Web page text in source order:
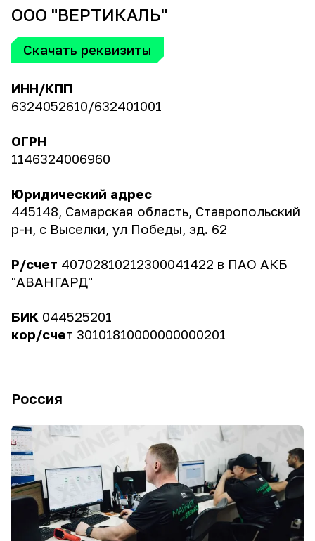
ООО "ВЕРТИКАЛЬ"
Скачать реквизиты
ИНН/КПП
6324052610/632401001
ОГРН
1146324006960
Юридический адрес
445148, Самарская область, Ставропольский
р-н, с Выселки, ул Победы, зд. 62
Р/счет 40702810212300041422 в ПАО АКБ
"АВАНГАРД"
БИК 044525201
кор/счет 30101810000000000201
Россия